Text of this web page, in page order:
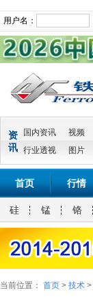
用户名：
资
讯
国内资讯 视频
行业透视
图片
首页 行情
硅 锰 铬
当前位置： 首页 > 技术 >